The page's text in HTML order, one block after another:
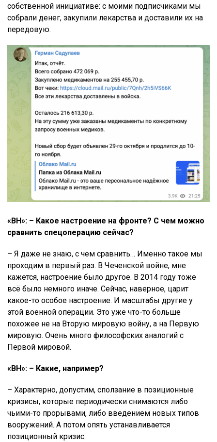
собственной инициативе: с моими подписчиками мы
собрали денег, закупили лекарства и доставили их на
передовую.
«ВН»: – Какое настроение на фронте? С чем можно
сравнить спецоперацию сейчас?
– Я даже не знаю, с чем сравнить… Именно такое мы
проходим в первый раз. В Чеченской войне, мне
кажется, настроение было другое. В 2014 году тоже
всё было немного иначе. Сейчас, наверное, царит
какое-то особое настроение. И масштабы другие у
этой военной операции. Это уже что-то больше
похожее не на Вторую мировую войну, а на Первую
мировую. Очень много философских аналогий с
Первой мировой.
«ВН»: – Какие, например?
– Характерно, допустим, сползание в позиционные
кризисы, которые периодически снимаются либо
чьими-то прорывами, либо введением новых типов
вооружений. А потом опять устанавливается
позиционный кризис.